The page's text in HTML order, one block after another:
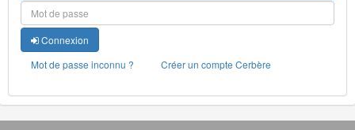
Connexion
Mot de passe inconnu ?
Créer un compte Cerbère